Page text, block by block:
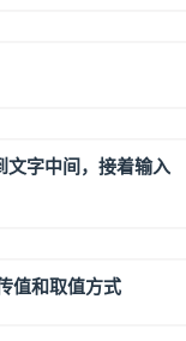
文字中间，接着输入
值和取值方式